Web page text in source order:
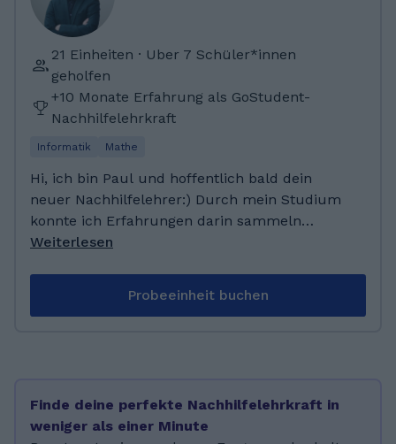
21 Einheiten · Uber 7 Schüler*innen
geholfen
+10 Monate Erfahrung als GoStudent-
Nachhilfelehrkraft
Informatik Mathe
Hi, ich bin Paul und hoffentlich bald dein
neuer Nachhilfelehrer:) Durch mein Studium
konnte ich Erfahrungen darin sammeln
anderen Leuten, teilweise sehr komplexe
irgendwann einmal ein Lehrer zu werden, weil
spiele das ein oder andere Spiel. Ich habe
einen Bachelor of Science an der HSMW im
Weiterlesen
Probeeinheit buchen
Finde deine perfekte Nachhilfelehrkraft in
weniger als einer Minute